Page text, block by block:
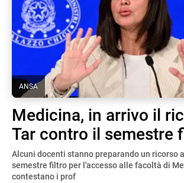
ANSA
Medicina, in arrivo il
Tar contro il semestre
Alcuni docenti stanno preparando un ricorso
semestre filtro per l'accesso alle facoltà di
contestano i prof